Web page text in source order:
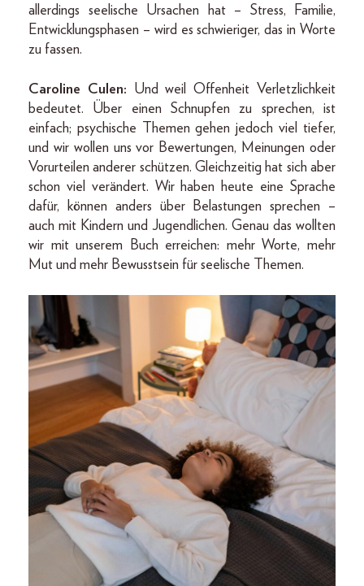
allerdings seelische Ursachen hat – Stress, Familie,
Entwicklungsphasen – wird es schwieriger, das in Worte
zu fassen.
Caroline Culen: Und weil Offenheit Verletzlichkeit
bedeutet. Über einen Schnupfen zu sprechen, ist
einfach; psychische Themen gehen jedoch viel tiefer,
und wir wollen uns vor Bewertungen, Meinungen oder
Vorurteilen anderer schützen. Gleichzeitig hat sich aber
schon viel verändert. Wir haben heute eine Sprache
dafür, können anders über Belastungen sprechen –
auch mit Kindern und Jugendlichen. Genau das wollten
wir mit unserem Buch erreichen: mehr Worte, mehr
Mut und mehr Bewusstsein für seelische Themen.